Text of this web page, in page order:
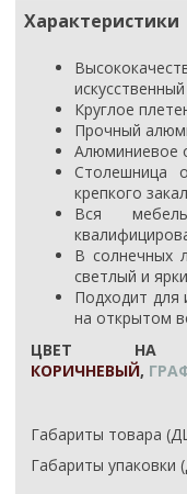
Характеристики
Круглое
Прочный
Алюминиевое
Столешница
крепкого
Вся
В солнечных
светлый и
Подходит для
на открытом
ЦВЕТ
КОРИЧНЕВЫЙ,
Габариты товара
Габариты